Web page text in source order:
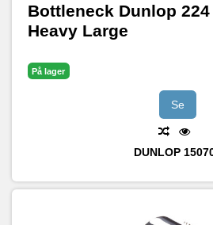
Bottleneck Dunlop
Heavy Large
På lager
Se
DUNLOP